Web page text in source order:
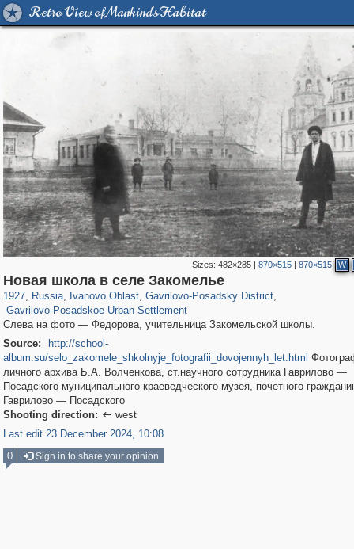
Retro View of Mankind's Habitat
Sizes:482×285 |870×515 |870×515 W
Новая школа в селе Закомелье
1927, Russia
1,407,375 29,248
, Ivanovo Oblast
16,460 257
, Gavrilovo-Posadsky District
502 1
,
Gavrilovo-Posadskoe Urban Settlement
Слева на фото — Федорова, учительница Закомельской школы.
Source:
http://school-
album.su/selo_zakomele_shkolnyje_fotografii_dovojennyh_let.html
личного архива Б.А. Волченкова, ст.научного сотрудника Гаврилово —
Посадского муниципального краеведческого музея, почетного
Гаврилово — Посадского
Shooting direction:  west
Last edit 23 December 2024, 10:08
0
Sign in to share your opinion